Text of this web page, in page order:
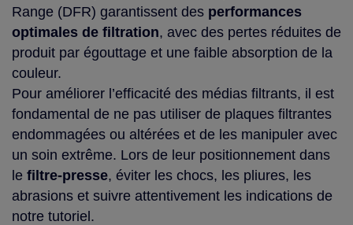
Range (DFR) garantissent des performances
optimales de filtration, avec des pertes réduites de
produit par égouttage et une faible absorption de la
couleur.
Pour améliorer l’efficacité des médias filtrants, il est
fondamental de ne pas utiliser de plaques filtrantes
endommagées ou altérées et de les manipuler avec
un soin extrême. Lors de leur positionnement dans
le filtre-presse, éviter les chocs, les pliures, les
abrasions et suivre attentivement les indications de
notre tutoriel.